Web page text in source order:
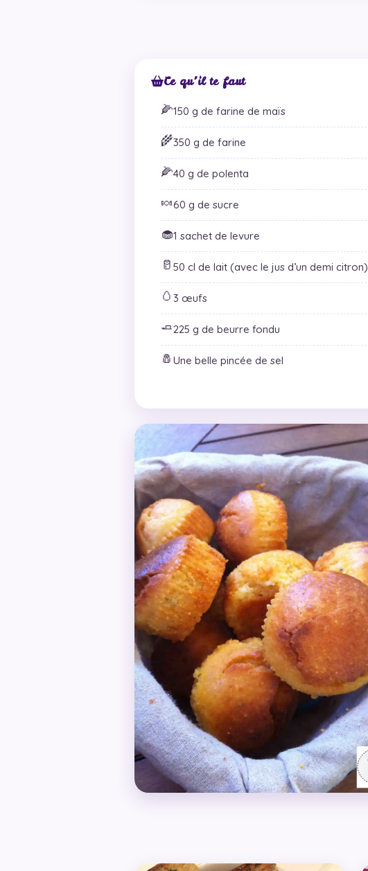
Ce qu’il te faut
🌽150 g de farine de maïs
🌾350 g de farine
🌽40 g de polenta
🍬60 g de sucre
🧁1 sachet de levure
🥛 50 cl de lait (avec le jus d’un demi citron)
🥚 3 œufs
🧈225 g de beurre fondu
🧂 Une belle pincée de sel